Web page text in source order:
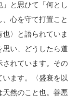
と思ひて「何とし
心を守て打置こと
〉と語られていま
い、どうしたら道
されています。その
ます。〈盛衰を以
然のこと也。善悪